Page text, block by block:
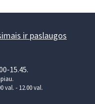
ir paslaugos
15.45.
val. - 12.00 val.